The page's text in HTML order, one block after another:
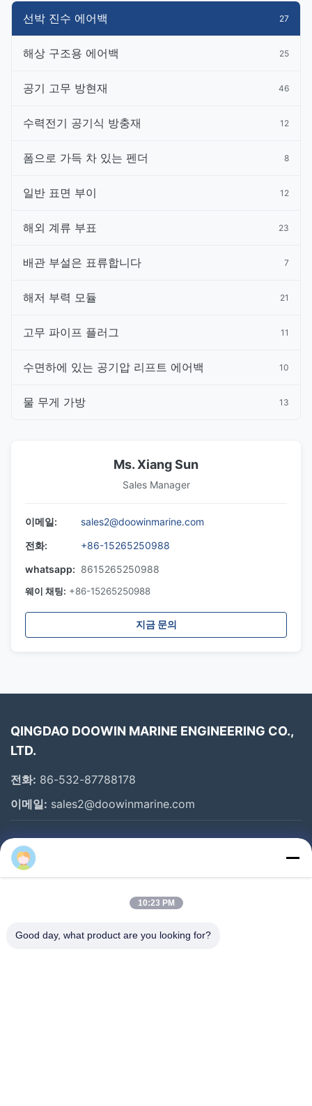
선박 진수 에어백 27
해상 구조용 에어백 25
공기 고무 방현재 46
수력전기 공기식 방충재 12
폼으로 가득 차 있는 펜더 8
일반 표면 부이 12
해외 계류 부표 23
배관 부설은 표류합니다 7
해저 부력 모듈 21
고무 파이프 플러그 11
수면하에 있는 공기압 리프트 에어백 10
물 무게 가방 13
Ms. Xiang Sun
Sales Manager
이메일:
sales2@doowinmarine.com
전화:
+86-15265250988
whatsapp: 8615265250988
웨이 채팅: +86-15265250988
지금 문의
QINGDAO DOOWIN MARINE ENGINEERING CO.,
LTD.
전화: 86-532-87788178
이메일: sales2@doowinmarine.com
빠른 링크
홈
회사 소개
10:23 PM
Good day, what product are you looking for?